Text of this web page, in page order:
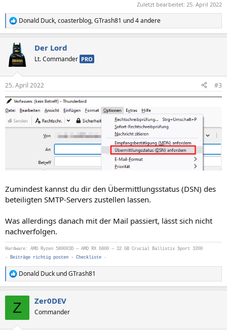
Zuletzt bearbeitet: 25. April 2022
R
e
t
i
e
n
:
Donald Duck,coasterblog,GTrash81 und 4 andere
Der Lord
Lt. Commander PRO
25. April 2022 #3
Zumindest kannst du dir den Übermittlungsstatus (DSN) des
beteiligten SMTP-Servers zustellen lassen.
Was allerdings danach mit der Mail passiert, lässt sich nicht
nachverfolgen.
Hardware: AMD Ryzen 5800X3D — AMD RX 6800 — 32 GB Crucial Ballistix Sport 3200
- Beiträge richtig posten - Checkliste -
R
e
Donald Duck undGTrash81
Z Zer0DEV
Commander